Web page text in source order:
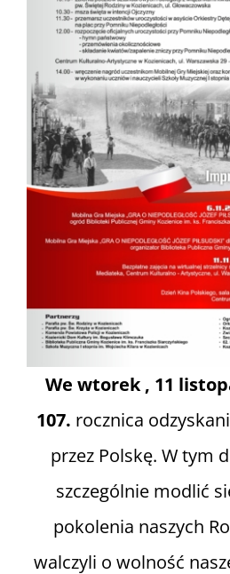
We wtorek , 11
107. rocznica
przez Polskę. W tym
szczególnie modlić
pokolenia naszych
walczyli o wolność